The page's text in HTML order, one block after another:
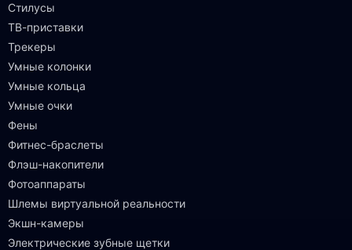
Стилусы
ТВ-приставки
Трекеры
Умные колонки
Умные кольца
Умные очки
Фены
Фитнес-браслеты
Флэш-накопители
Фотоаппараты
Шлемы виртуальной реальности
Экшн-камеры
Электрические зубные щетки